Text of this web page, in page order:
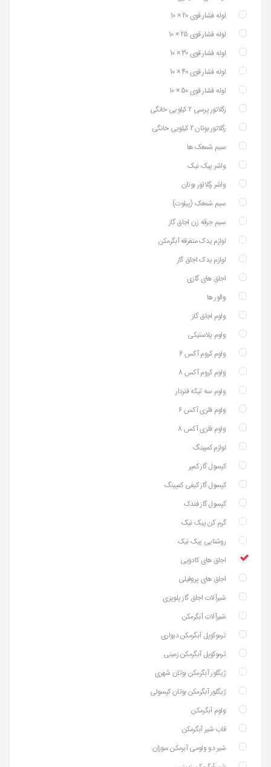
لوله فشار قوی 20 × 10
لوله فشار قوی 25 × 10
لوله فشار قوی 30 × 10
لوله فشار قوی 40 × 10
لوله فشار قوی 50 × 10
رگلاتور پرسی 2 کیلویی خانگی
رگلاتور بوتان 2 کیلویی خانگی
سیم شمعک ها
واشر پیک نیک
واشر رگلاتور بوتان
سیم شمعک (پیلوت)
سیم جرقه زن اجاق گاز
لوازم یدک متفرقه آبگرمکن
لوازم یدک اجاق گاز
اجاق های گازی
والور ها
ولوم اجاق گاز
ولوم پلاستیکی
ولوم کروم آکس 6
ولوم کروم آکس 8
ولوم سه تیکه فنردار
ولوم فلزی آکس 6
ولوم فلزی آکس 8
لوازم کمپینگ
کپسول گاز کمپر
کپسول گاز کیفی کمپینگ
کپسول گاز فندک
گرم کن پیک نیک
روشنایی پیک نیک
اجاق های کادویی
اجاق های پروفیلی
شیرآلات اجاق گاز پلوپزی
شیرآلات آبگرمکن
ترموکوپل آبگرمکن دیواری
ترموکوپل آبگرمکن زمینی
ژیگلور آبگرمکن بوتان شهری
ژیگلور آبگرمکن بوتان کپسولی
ولوم آبگرمکن
قاب شیر آبگرمکن
شیر دو ولومی آبرمکن سوزان